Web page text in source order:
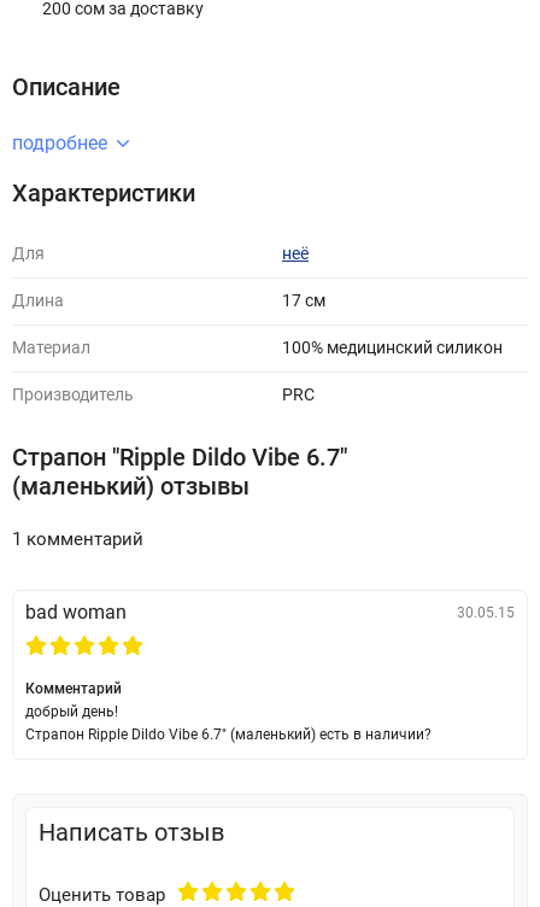
200 сом за доставку
Описание
подробнее
Характеристики
Для неё
Длина 17 см
Материал 100% медицинский силикон
Производитель PRC
Страпон "Ripple Dildo Vibe 6.7"
(маленький) отзывы
1 комментарий
bad woman 30.05.15
Комментарий
добрый день!
Страпон Ripple Dildo Vibe 6.7" (маленький) есть в наличии?
Написать отзыв
Оценить товар